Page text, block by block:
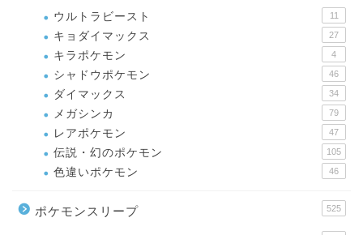
ウルトラビースト 11
キョダイマックス 27
キラポケモン 4
シャドウポケモン 46
ダイマックス 34
メガシンカ 79
レアポケモン 47
伝説・幻のポケモン 105
色違いポケモン 46
ポケモンスリープ 525